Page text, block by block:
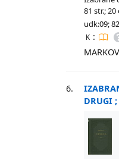
81 str.;
udk:09;
K :
6.
DRUGI ;